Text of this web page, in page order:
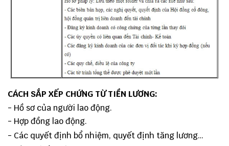
CÁCH SẮP XẾP CHỨNG TỪ TIỀN LƯƠNG:
- Hồ sơ của người lao động.
- Hợp đồng lao động.
- Các quyết định bổ nhiệm, quyết định tăng lương…